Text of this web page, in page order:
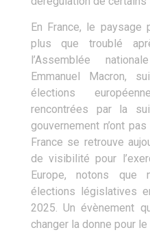
En France, le paysage
plus que troublé
l’Assemblée
Emmanuel Macron,
élections
rencontrées par la
gouvernement n’ont
France se retrouve
de visibilité pour
Europe, notons que
élections législatives
2025. Un évènement
changer la donne pour